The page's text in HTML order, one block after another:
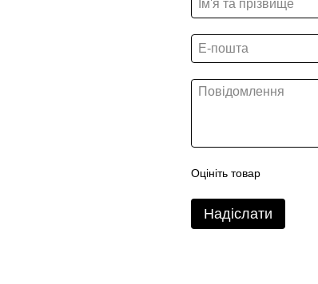
Оцініть товар
Надіслати